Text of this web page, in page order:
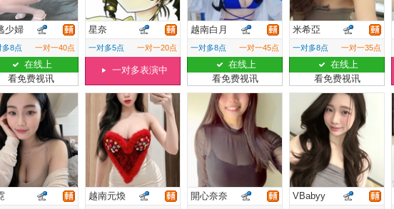
少婦
多8点 一对一40点
在线上
看免费视讯
星奈
一对多5点 一对一20点
一对多表演中
越南白月
一对多8点 一对一45点
在线上
看免费视讯
米希亞
一对多8点 一对一35点
在线上
看免费视讯
越南元煥 開心奈奈 VBabyy